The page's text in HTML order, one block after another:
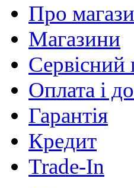
Про
Магазини
Сервісний
Оплата і
Гарантія
Кредит
Trade-In